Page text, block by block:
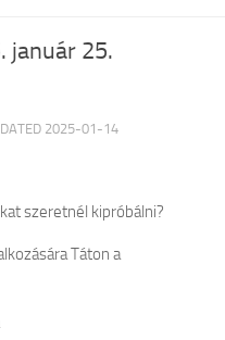
január 25.
2025-01-14
szeretnél kipróbálni?
Táton a